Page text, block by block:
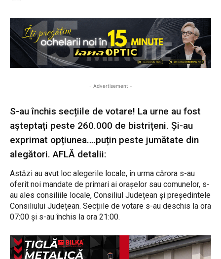
- Advertisement -
S-au închis secțiile de votare! La urne au fost
așteptați peste 260.000 de bistrițeni. Și-au
exprimat opțiunea….puțin peste jumătate din
alegători. AFLĂ detalii:
Astăzi au avut loc alegerile locale, în urma cărora s-au
oferit noi mandate de primari ai orașelor sau comunelor, s-
au ales consiliile locale, Consiliul Județean și președintele
Consiliului Județean. Secțiile de votare s-au deschis la ora
07:00 și s-au închis la ora 21:00.